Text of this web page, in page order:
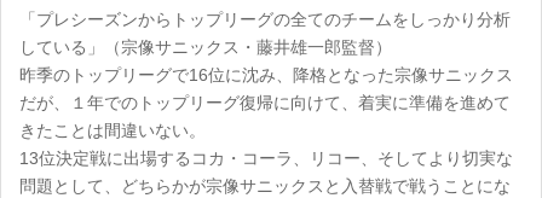
「プレシーズンからトップリーグの全てのチームをしっかり分析
している」（宗像サニックス・藤井雄一郎監督）
昨季のトップリーグで16位に沈み、降格となった宗像サニックス
だが、１年でのトップリーグ復帰に向けて、着実に準備を進めて
きたことは間違いない。
13位決定戦に出場するコカ・コーラ、リコー、そしてより切実な
問題として、どちらかが宗像サニックスと入替戦で戦うことにな